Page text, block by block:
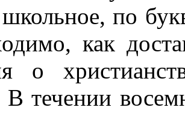
по
как
о
течении